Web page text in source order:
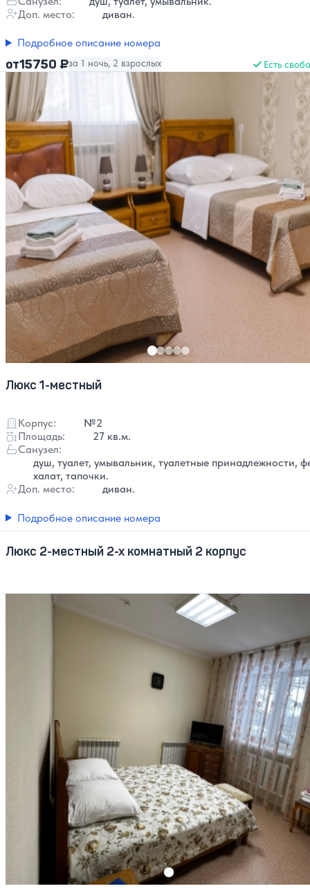
Доп. место:
диван.
Подробное описание номера
от15750 ₽за 1 ночь, 2 взрослых Есть
Люкс 1-местный
Корпус:
№2
Площадь:
27 кв.м.
Санузел:
душ, туалет, умывальник, туалетные принадлежности,
халат, тапочки.
Доп. место:
диван.
Подробное описание номера
Люкс 2-местный 2-х комнатный 2 корпус